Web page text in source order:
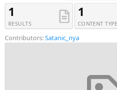
Recent tagged content includes
Инвайтер в каналы/группы/
Мультитул'.
1
RESULTS
1
CONTENT
Contributors:Satanic_nya